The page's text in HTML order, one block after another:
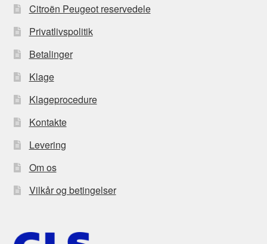
Citroën Peugeot reservedele
Privatlivspolitik
Betalinger
Klage
Klageprocedure
Kontakte
Levering
Om os
Vilkår og betingelser